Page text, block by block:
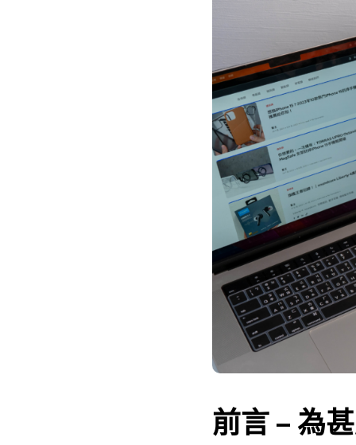
前言 – 為